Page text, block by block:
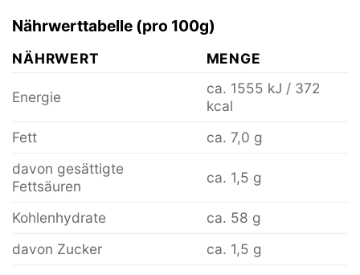
Nährwerttabelle (pro 100g)
NÄHRWERT MENGE
Energie
ca. 1555 kJ / 372
kcal
Fett
ca. 7,0 g
davon gesättigte
Fettsäuren
ca. 1,5 g
Kohlenhydrate
ca. 58 g
davon Zucker
ca. 1,5 g